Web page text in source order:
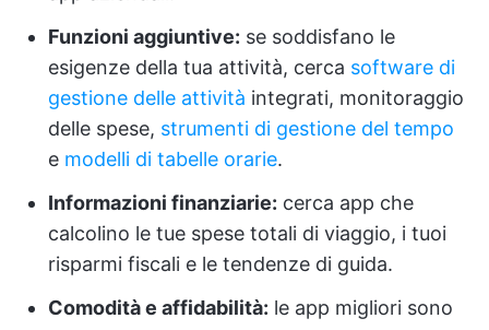
Funzioni aggiuntive: se soddisfano le
esigenze della tua attività, cerca software di
gestione delle attività integrati, monitoraggio
delle spese, strumenti di gestione del tempo
e modelli di tabelle orarie.
Informazioni finanziarie: cerca app che
calcolino le tue spese totali di viaggio, i tuoi
risparmi fiscali e le tendenze di guida.
Comodità e affidabilità: le app migliori sono